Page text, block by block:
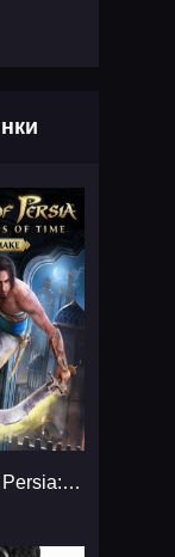
Prince of Persia: The Sands